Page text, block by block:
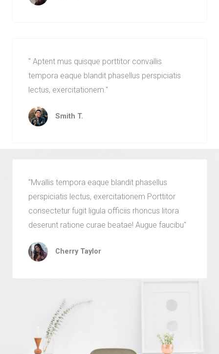
" Aptent mus quisque porttitor convallis
tempora eaque blandit phasellus perspiciatis
lectus, exercitationem."
Smith T.
"Mvallis tempora eaque blandit phasellus
perspiciatis lectus, exercitationem Porttitor
consectetur fugit ligula officiis rhoncus litora
deserunt ratione curae beatae! Augue faucibu"
Cherry Taylor